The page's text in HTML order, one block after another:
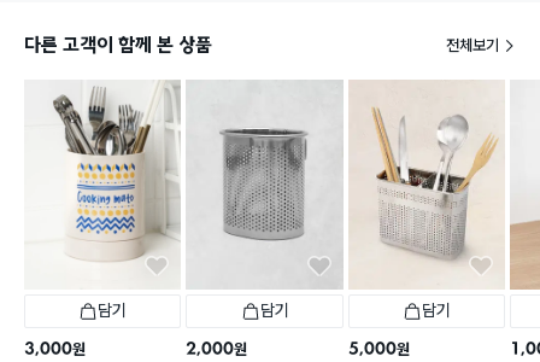
다른 고객이 함께 본 상품 전체보기
담기
3,000원
담기
2,000원
담기
5,000원